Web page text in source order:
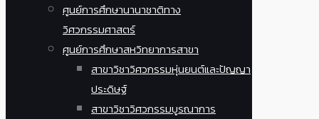
ศูนย์การศึกษานานาชาติทาง
วิศวกรรมศาสตร์
ศูนย์การศึกษาสหวิทยาการสาขา
สาขาวิชาวิศวกรรมหุ่นยนต์และปัญญา
ประดิษฐ์
สาขาวิชาวิศวกรรมบูรณาการ